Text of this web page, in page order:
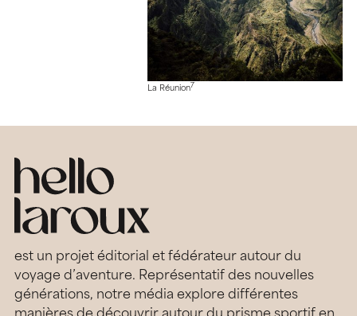
La Réunion7
est un projet éditorial et fédérateur autour du
voyage d’aventure. Représentatif des nouvelles
générations, notre média explore différentes